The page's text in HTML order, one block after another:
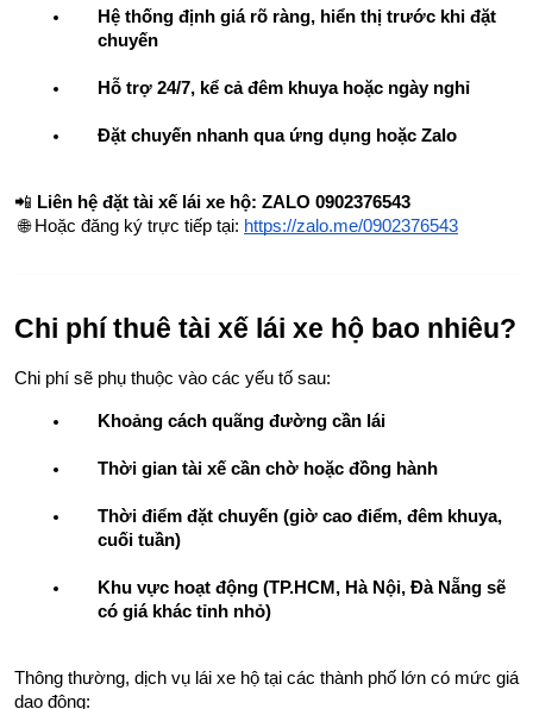
Hệ thống định giá rõ ràng, hiển thị trước khi đặt
chuyến
Hỗ trợ 24/7, kể cả đêm khuya hoặc ngày nghỉ
Đặt chuyến nhanh qua ứng dụng hoặc Zalo
📲 Liên hệ đặt tài xế lái xe hộ: ZALO 0902376543
🌐 Hoặc đăng ký trực tiếp tại: https://zalo.me/0902376543
Chi phí thuê tài xế lái xe hộ bao nhiêu?
Chi phí sẽ phụ thuộc vào các yếu tố sau:
Khoảng cách quãng đường cần lái
Thời gian tài xế cần chờ hoặc đồng hành
Thời điểm đặt chuyến (giờ cao điểm, đêm khuya,
cuối tuần)
Khu vực hoạt động (TP.HCM, Hà Nội, Đà Nẵng sẽ
có giá khác tỉnh nhỏ)
Thông thường, dịch vụ lái xe hộ tại các thành phố lớn có mức giá
dao động: